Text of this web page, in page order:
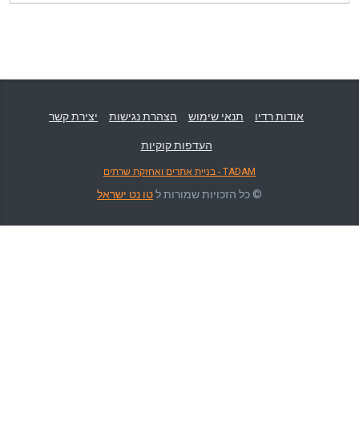
אודות רדיו תנאי שימוש הצהרת נגישות יצירת קשר
העדפות קוקיות
TADAM - בניית אתרים ואחזקת שרתים
© כל הזכויות שמורות לטו נט ישראל